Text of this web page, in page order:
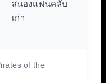
of the
สนองแฟนคลับ
เก่า